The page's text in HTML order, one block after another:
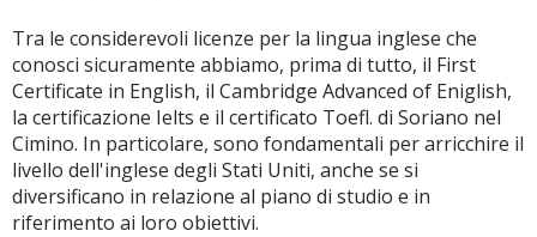
Tra le considerevoli licenze per la lingua inglese che
conosci sicuramente abbiamo, prima di tutto, il First
Certificate in English, il Cambridge Advanced of Eniglish,
la certificazione Ielts e il certificato Toefl. di Soriano nel
Cimino. In particolare, sono fondamentali per arricchire il
livello dell'inglese degli Stati Uniti, anche se si
diversificano in relazione al piano di studio e in
riferimento ai loro obiettivi.